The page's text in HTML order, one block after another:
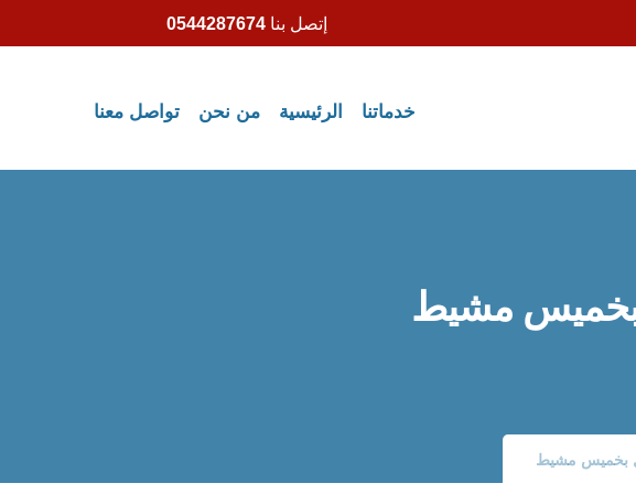
إتصل بنا 0544287674
خدماتنا الرئيسية من نحن تواصل معنا
بخميس مشيط
بخميس مشيط